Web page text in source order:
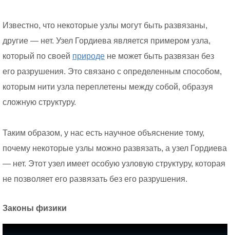
Известно, что некоторые узлы могут быть развязаны,
другие — нет. Узел Гордиева является примером узла,
который по своей природе не может быть развязан без
его разрушения. Это связано с определенным способом,
которым нити узла переплетены между собой, образуя
сложную структуру.
Таким образом, у нас есть научное объяснение тому,
почему некоторые узлы можно развязать, а узел Гордиева
— нет. Этот узел имеет особую узловую структуру, которая
не позволяет его развязать без его разрушения.
Законы физики